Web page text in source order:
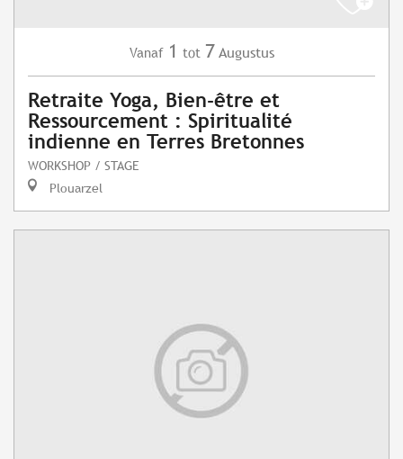
Vanaf 1 tot 7 Augustus
Retraite Yoga, Bien-être et
Ressourcement : Spiritualité
indienne en Terres Bretonnes
WORKSHOP / STAGE
Plouarzel